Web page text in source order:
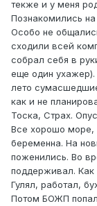
текже и у меня
Познакомились
Особо не
сходили всей
собрал себя в
еще один
лето
как и не
Тоска, Страх.
Все хорошо море,
беременна. На
поженились. Во
поддерживал. Как
Гулял, работал,
Потом БОЖП